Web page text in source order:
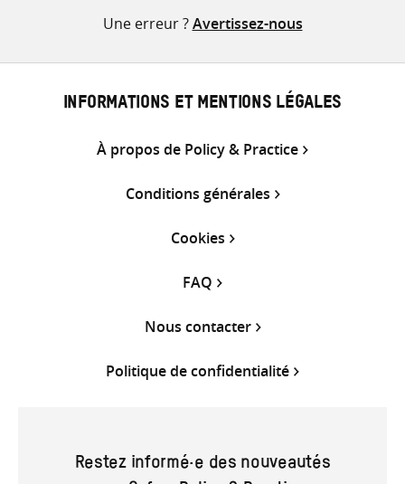
Une erreur ?Avertissez-nous
INFORMATIONS ET MENTIONS LÉGALES
À propos de Policy & Practice
Conditions générales
Cookies
FAQ
Nous contacter
Politique de confidentialité
Restez informé·e des nouveautés